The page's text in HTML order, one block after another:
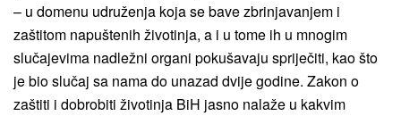
– u domenu udruženja koja se bave zbrinjavanjem i
zaštitom napuštenih životinja, a i u tome ih u mnogim
slučajevima nadležni organi pokušavaju spriječiti, kao što
je bio slučaj sa nama do unazad dvije godine. Zakon o
zaštiti i dobrobiti životinja BiH jasno nalaže u kakvim